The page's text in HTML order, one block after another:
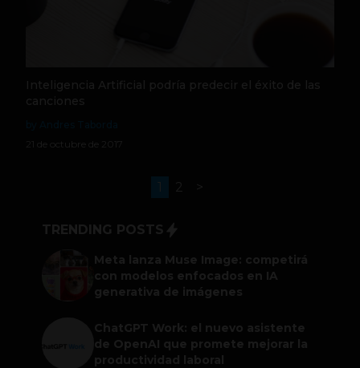
Inteligencia Artificial podría predecir el éxito de las
canciones
21 de octubre de 2017
1
TRENDING POSTS
Meta lanza Muse Image: competirá
con modelos enfocados en IA
generativa de imágenes
ChatGPT Work: el nuevo asistente
de OpenAI que promete mejorar la
productividad laboral